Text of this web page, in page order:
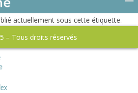
actuellement sous cette étiquette.
– Tous droits réservés